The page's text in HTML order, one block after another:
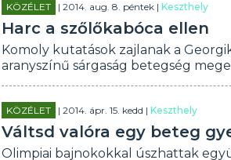
KÖZÉLET | 2014. aug. 8. péntek |Keszthely
Harc a szőlőkabóca ellen
Komoly kutatások zajlanak a
aranyszínű sárgaság betegség
KÖZÉLET | 2014. ápr. 15. kedd |Keszthely
Váltsd valóra egy beteg
Olimpiai bajnokokkal úszhattak